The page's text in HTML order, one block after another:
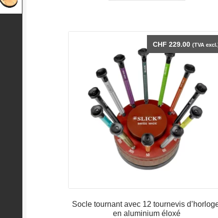
Socle tournant avec 12 tournevis
en aluminium éloxé
CHF 229.00 (TVA